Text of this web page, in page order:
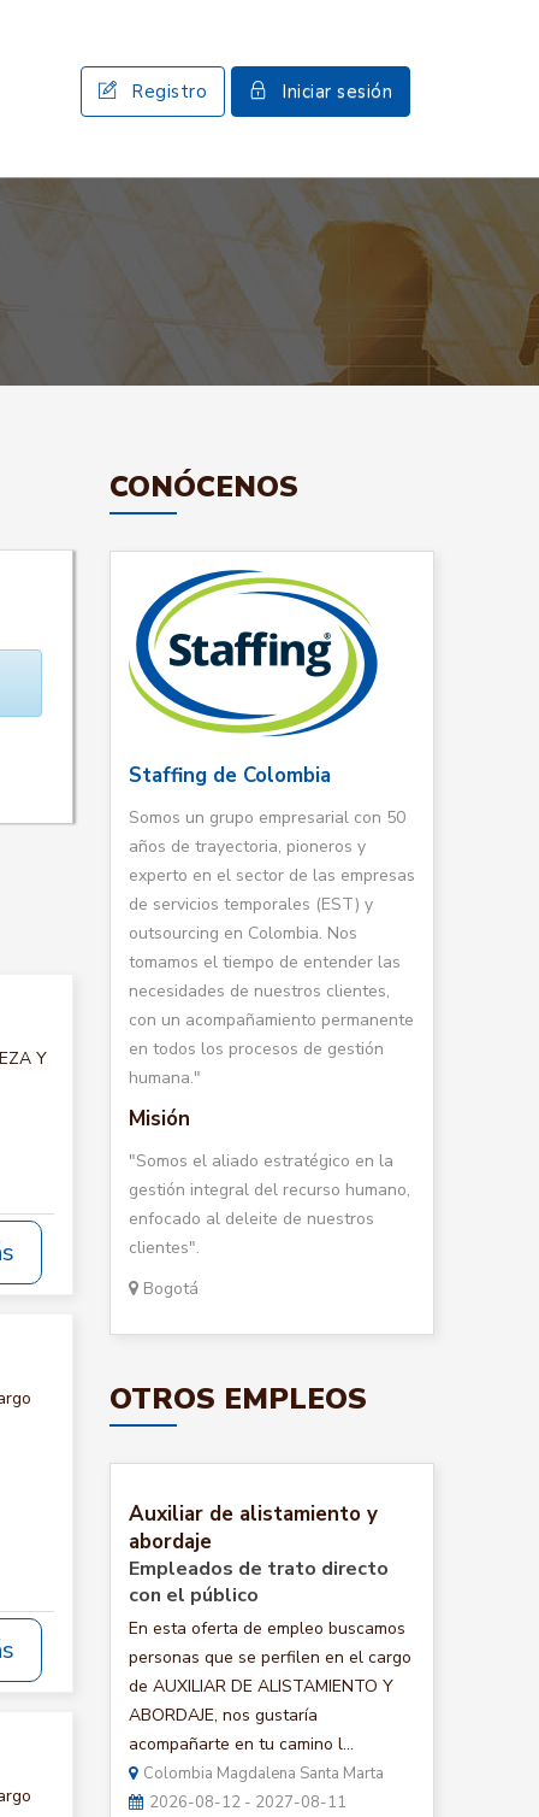
Registro Iniciar sesión
Y
CONÓCENOS
Staffing de Colombia
Somos un grupo empresarial con 50
años de trayectoria, pioneros y
experto en el sector de las empresas
de servicios temporales (EST) y
outsourcing en Colombia. Nos
tomamos el tiempo de entender las
necesidades de nuestros clientes,
con un acompañamiento permanente
en todos los procesos de gestión
humana."
Misión
"Somos el aliado estratégico en la
gestión integral del recurso humano,
enfocado al deleite de nuestros
clientes".
Bogotá
OTROS EMPLEOS
Auxiliar de alistamiento y
abordaje
Empleados de trato directo
con el público
En esta oferta de empleo buscamos
personas que se perfilen en el cargo
de AUXILIAR DE ALISTAMIENTO Y
ABORDAJE, nos gustaría
acompañarte en tu camino l...
Colombia Magdalena Santa Marta
2026-08-12 - 2027-08-11